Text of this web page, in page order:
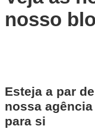
nosso
Esteja a par
nossa
para si